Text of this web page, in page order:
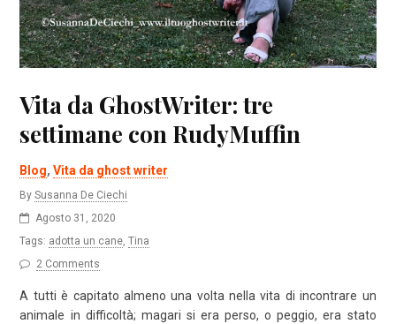
Vita da GhostWriter: tre
settimane con RudyMuffin
Blog,Vita da ghost writer
BySusanna De Ciechi
Agosto 31, 2020
Tags: adotta un cane,Tina
2 Comments
A tutti è capitato almeno una volta nella vita di incontrare un
animale in difficoltà; magari si era perso, o peggio, era stato